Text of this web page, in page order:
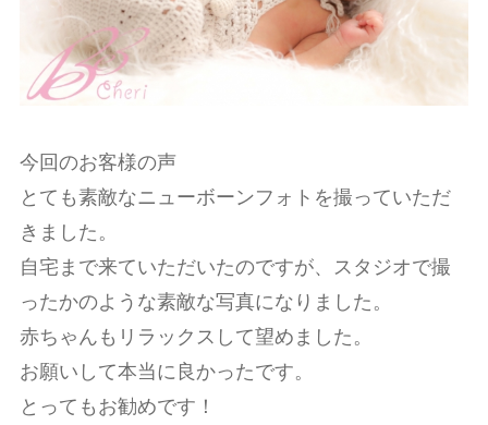
今回のお客様の声
とても素敵なニューボーンフォトを撮っていただ
きました。
自宅まで来ていただいたのですが、スタジオで撮
ったかのような素敵な写真になりました。
赤ちゃんもリラックスして望めました。
お願いして本当に良かったです。
とってもお勧めです！